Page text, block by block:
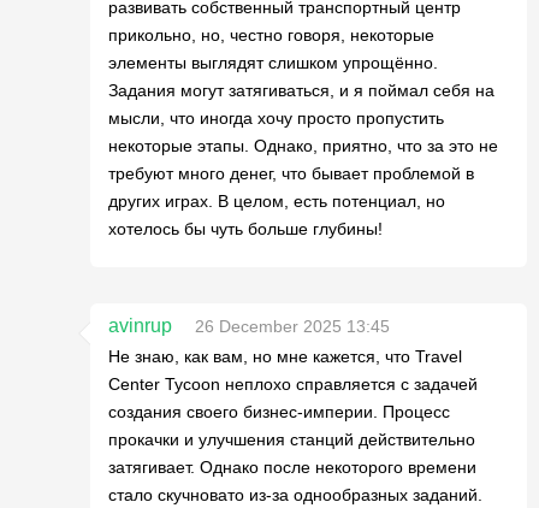
развивать собственный транспортный центр
прикольно, но, честно говоря, некоторые
элементы выглядят слишком упрощённо.
Задания могут затягиваться, и я поймал себя на
мысли, что иногда хочу просто пропустить
некоторые этапы. Однако, приятно, что за это не
требуют много денег, что бывает проблемой в
других играх. В целом, есть потенциал, но
хотелось бы чуть больше глубины!
avinrup
26 December 2025 13:45
Не знаю, как вам, но мне кажется, что Travel
Center Tycoon неплохо справляется с задачей
создания своего бизнес-империи. Процесс
прокачки и улучшения станций действительно
затягивает. Однако после некоторого времени
стало скучновато из-за однообразных заданий.